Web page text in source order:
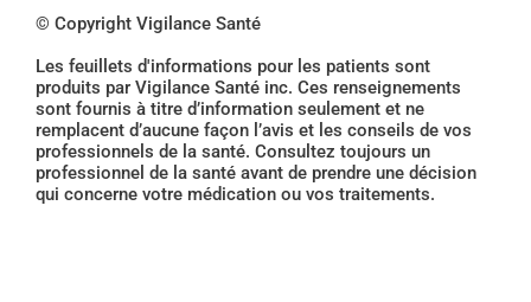
© Copyright Vigilance Santé
Les feuillets d'informations pour les patients sont
produits par Vigilance Santé inc. Ces renseignements
sont fournis à titre d’information seulement et ne
remplacent d’aucune façon l’avis et les conseils de vos
professionnels de la santé. Consultez toujours un
professionnel de la santé avant de prendre une décision
qui concerne votre médication ou vos traitements.